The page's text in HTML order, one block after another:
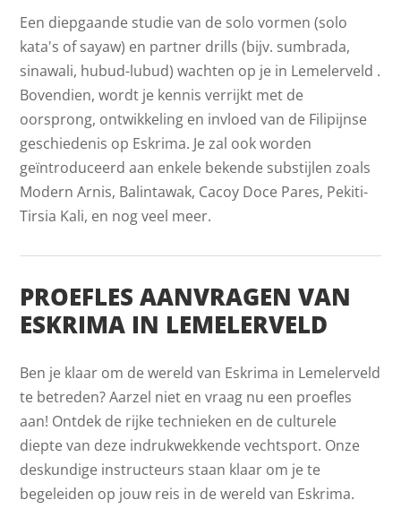
Een diepgaande studie van de solo vormen (solo
kata's of sayaw) en partner drills (bijv. sumbrada,
sinawali, hubud-lubud) wachten op je in Lemelerveld .
Bovendien, wordt je kennis verrijkt met de
oorsprong, ontwikkeling en invloed van de Filipijnse
geschiedenis op Eskrima. Je zal ook worden
geïntroduceerd aan enkele bekende substijlen zoals
Modern Arnis, Balintawak, Cacoy Doce Pares, Pekiti-
Tirsia Kali, en nog veel meer.
PROEFLES AANVRAGEN VAN
ESKRIMA IN LEMELERVELD
Ben je klaar om de wereld van Eskrima in Lemelerveld
te betreden? Aarzel niet en vraag nu een proefles
aan! Ontdek de rijke technieken en de culturele
diepte van deze indrukwekkende vechtsport. Onze
deskundige instructeurs staan klaar om je te
begeleiden op jouw reis in de wereld van Eskrima.